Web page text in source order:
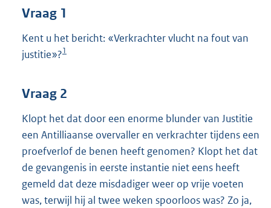
0
Vraag 1
Kent u het bericht: «Verkrachter vlucht na fout van
justitie»?1
Vraag 2
Klopt het dat door een enorme blunder van Justitie
een Antilliaanse overvaller en verkrachter tijdens een
proefverlof de benen heeft genomen? Klopt het dat
de gevangenis in eerste instantie niet eens heeft
gemeld dat deze misdadiger weer op vrije voeten
was, terwijl hij al twee weken spoorloos was? Zo ja,